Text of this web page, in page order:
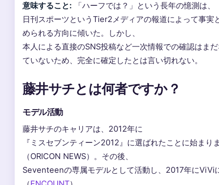
意味すること: 「ハーフでは？」という長年の憶測は、
日刊スポーツというTier2メディアの報道によって事実
められる方向に傾いた。しかし、
本人による直接のSNS投稿など一次情報での確認はま
ていないため、完全に確定したとは言い切れない。
藤井サチとは何者ですか？
モデル活動
藤井サチのキャリアは、2012年に
『ミスセブンティーン2012』に選ばれたことに始まり
（ORICON NEWS）。その後、
Seventeenの専属モデルとして活動し、2017年にViVi